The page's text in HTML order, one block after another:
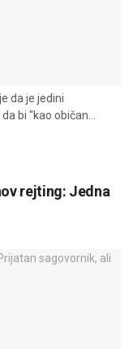
da je jedini
bi "kao običan...
rejting: Jedna